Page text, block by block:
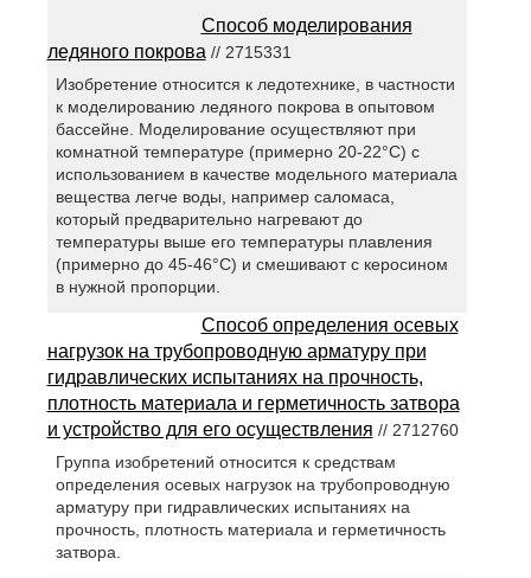
Способ моделирования
ледяного покрова // 2715331
Изобретение относится к ледотехнике, в частности
к моделированию ледяного покрова в опытовом
бассейне. Моделирование осуществляют при
комнатной температуре (примерно 20-22°С) с
использованием в качестве модельного материала
вещества легче воды, например саломаса,
который предварительно нагревают до
температуры выше его температуры плавления
(примерно до 45-46°С) и смешивают с керосином
в нужной пропорции.
Способ определения осевых
нагрузок на трубопроводную арматуру при
гидравлических испытаниях на прочность,
плотность материала и герметичность затвора
и устройство для его осуществления // 2712760
Группа изобретений относится к средствам
определения осевых нагрузок на трубопроводную
арматуру при гидравлических испытаниях на
прочность, плотность материала и герметичность
затвора.